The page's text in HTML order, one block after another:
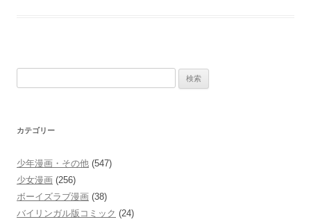
カテゴリー
少年漫画・その他 (547)
少女漫画 (256)
ボーイズラブ漫画 (38)
バイリンガル版コミック (24)